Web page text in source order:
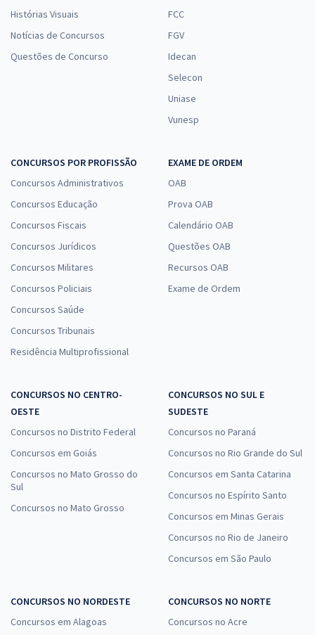
Histórias Visuais
Notícias de Concursos
Questões de Concurso
FCC
FGV
Idecan
Selecon
Uniase
Vunesp
CONCURSOS POR PROFISSÃO
Concursos Administrativos
Concursos Educação
Concursos Fiscais
Concursos Jurídicos
Concursos Militares
Concursos Policiais
Concursos Saúde
Concursos Tribunais
Residência Multiprofissional
EXAME DE ORDEM
OAB
Prova OAB
Calendário OAB
Questões OAB
Recursos OAB
Exame de Ordem
CONCURSOS NO CENTRO-
OESTE
Concursos no Distrito Federal
Concursos em Goiás
Concursos no Mato Grosso do
Sul
Concursos no Mato Grosso
CONCURSOS NO SUL E
SUDESTE
Concursos no Paraná
Concursos no Rio Grande do Sul
Concursos em Santa Catarina
Concursos no Espírito Santo
Concursos em Minas Gerais
Concursos no Rio de Janeiro
Concursos em São Paulo
CONCURSOS NO NORDESTE
Concursos em Alagoas
CONCURSOS NO NORTE
Concursos no Acre